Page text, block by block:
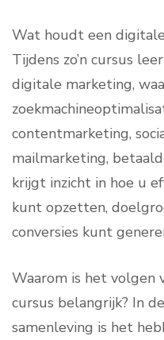
Wat houdt een
Tijdens zo’n cursus
digitale marketing,
contentmarketing,
mailmarketing,
krijgt inzicht in hoe u
kunt opzetten,
conversies kunt
Waarom is het volgen
cursus belangrijk? In
samenleving is het